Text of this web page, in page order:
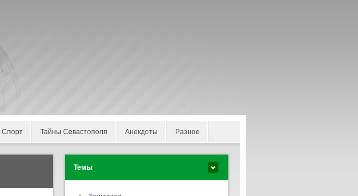
Спорт Тайны Севастополя Анекдоты Разное
Темы